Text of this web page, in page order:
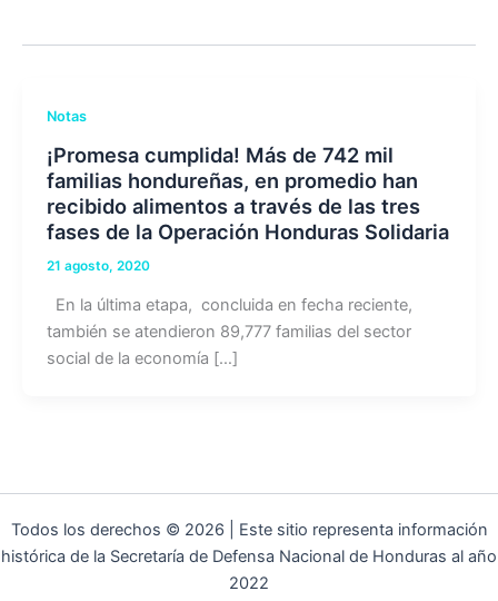
Notas
¡Promesa cumplida! Más de 742 mil
familias hondureñas, en promedio han
recibido alimentos a través de las tres
fases de la Operación Honduras Solidaria
21 agosto, 2020
En la última etapa, concluida en fecha reciente,
también se atendieron 89,777 familias del sector
social de la economía […]
Todos los derechos © 2026 | Este sitio representa información
histórica de la Secretaría de Defensa Nacional de Honduras al año
2022